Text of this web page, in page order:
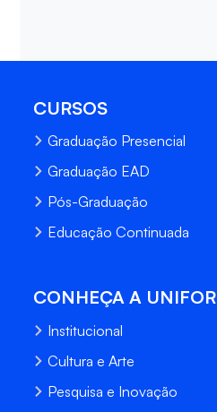
CURSOS
Graduação Presencial
Graduação EAD
Pós-Graduação
Educação Continuada
CONHEÇA A UNIFOR
Institucional
Cultura e Arte
Pesquisa e Inovação